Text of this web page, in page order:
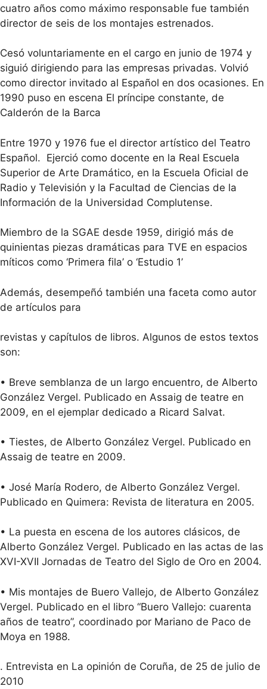
cuatro años como máximo responsable fue también
director de seis de los montajes estrenados.
Cesó voluntariamente en el cargo en junio de 1974 y
siguió dirigiendo para las empresas privadas. Volvió
como director invitado al Español en dos ocasiones. En
1990 puso en escena El príncipe constante, de
Calderón de la Barca
Entre 1970 y 1976 fue el director artístico del Teatro
Español. ​ Ejerció como docente en la Real Escuela
Superior de Arte Dramático, en la Escuela Oficial de
Radio y Televisión y la Facultad de Ciencias de la
Información de la Universidad Complutense.
Miembro de la SGAE desde 1959, dirigió más de
quinientas piezas dramáticas para TVE en espacios
míticos como ‘Primera fila’ o ‘Estudio 1’
Además, desempeñó también una faceta como autor
de artículos para
revistas y capítulos de libros. Algunos de estos textos
son:
• Breve semblanza de un largo encuentro, de Alberto
González Vergel. Publicado en Assaig de teatre en
2009, en el ejemplar dedicado a Ricard Salvat.
• Tiestes, de Alberto González Vergel. Publicado en
Assaig de teatre en 2009.
• José María Rodero, de Alberto González Vergel.
Publicado en Quimera: Revista de literatura en 2005.
• La puesta en escena de los autores clásicos, de
Alberto González Vergel. Publicado en las actas de las
XVI-XVII Jornadas de Teatro del Siglo de Oro en 2004.
• Mis montajes de Buero Vallejo, de Alberto González
Vergel. Publicado en el libro “Buero Vallejo: cuarenta
años de teatro”, coordinado por Mariano de Paco de
Moya en 1988.
. Entrevista en La opinión de Coruña, de 25 de julio de
2010